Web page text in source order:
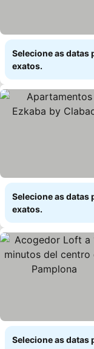
Selecione as datas
exatos.
Selecione as datas
exatos.
Selecione as datas